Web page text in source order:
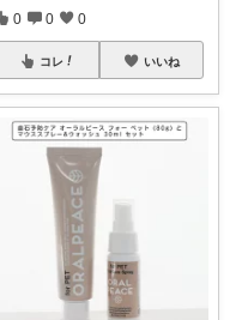
0 0 0
コレ いいね